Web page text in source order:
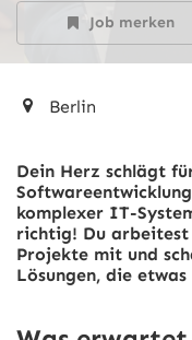
Job merken
Berlin
Dein Herz schlägt
komplexer IT-
richtig! Du arbeitest
Projekte mit und
Lösungen, die etwas